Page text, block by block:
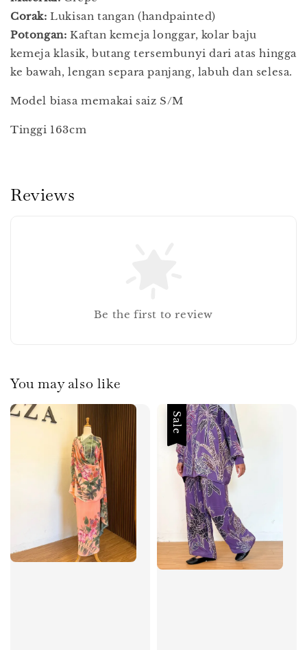
Corak:Lukisan tangan (handpainted)
Potongan: Kaftan kemeja longgar, kolar baju
kemeja klasik, butang tersembunyi dari atas hingga
ke bawah, lengan separa panjang, labuh dan selesa.
Model biasa memakai saiz S/M
Tinggi 163cm
Reviews
Be the first to review
You may also like
Sale